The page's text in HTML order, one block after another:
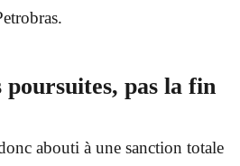
pas la fin
abouti à une sanction totale